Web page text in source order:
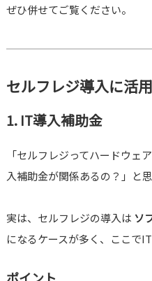
ぜひ併せてご覧ください。
セルフレジ導入に活
1. IT導入補助金
「セルフレジってハードウェ
入補助金が関係あるの？」と
実は、セルフレジの導入は ソ
になるケースが多く、ここで